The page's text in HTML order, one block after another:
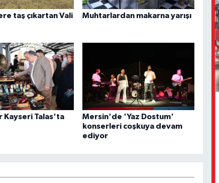
taş çıkartan Vali Muhtarlardan makarna yarışı
Kayseri Talas'ta
Mersin'de 'Yaz Dostum'
konserleri coşkuya devam
ediyor